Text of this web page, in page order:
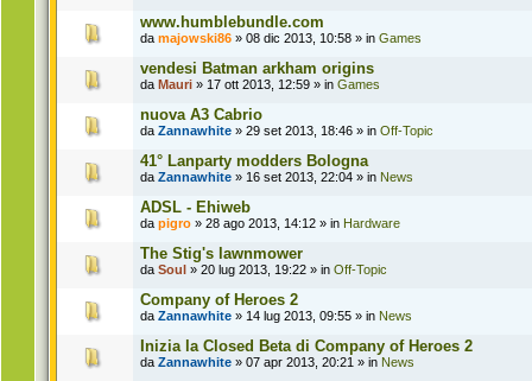
www.humblebundle.com
da majowski86 » 08 dic 2013, 10:58 » in Games
vendesi Batman arkham origins
da Mauri » 17 ott 2013, 12:59 » in Games
nuova A3 Cabrio
da Zannawhite » 29 set 2013, 18:46 » in Off-Topic
41° Lanparty modders Bologna
da Zannawhite » 16 set 2013, 22:04 » in News
ADSL - Ehiweb
da pigro » 28 ago 2013, 14:12 » in Hardware
The Stig's lawnmower
da Soul » 20 lug 2013, 19:22 » in Off-Topic
Company of Heroes 2
da Zannawhite » 14 lug 2013, 09:55 » in News
Inizia la Closed Beta di Company of Heroes 2
da Zannawhite » 07 apr 2013, 20:21 » in News